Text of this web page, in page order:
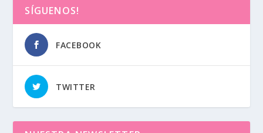
SÍGUENOS!
FACEBOOK
TWITTER